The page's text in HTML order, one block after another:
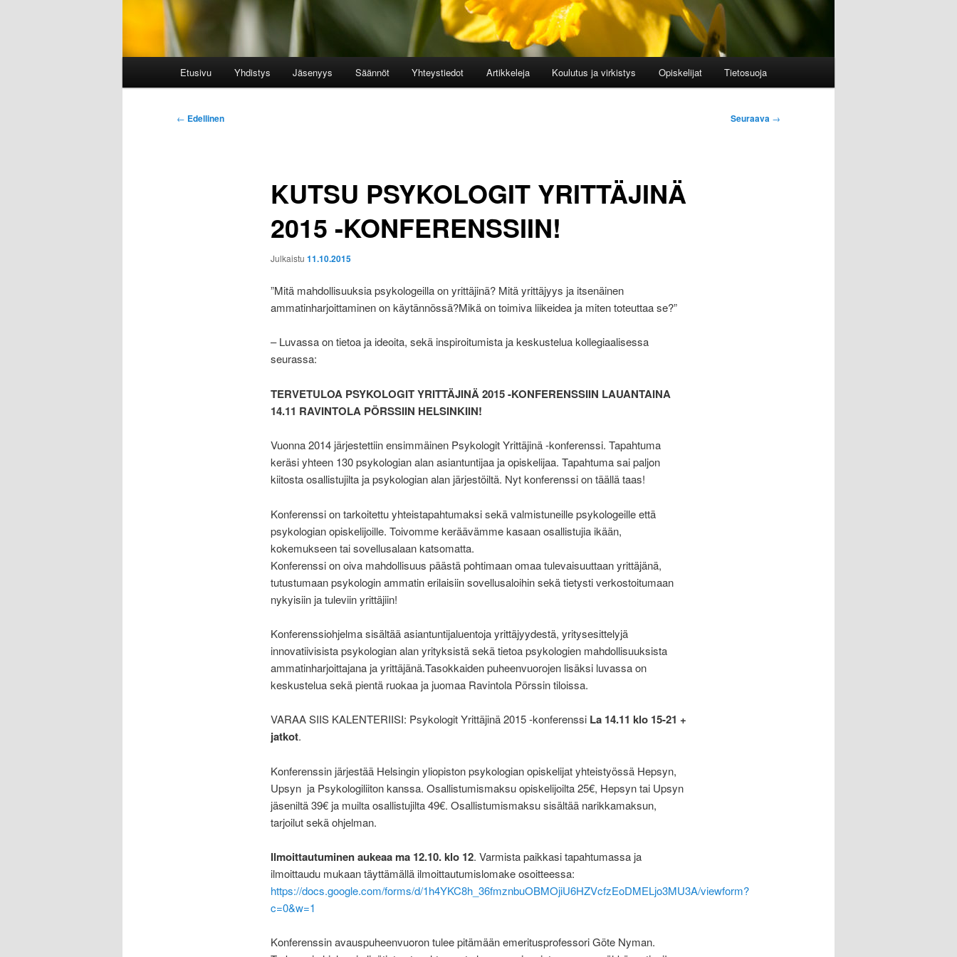
Etusivu Yhdistys Jäsenyys Säännöt Yhteystiedot Artikkeleja Koulutus ja virkistys Opiskelijat Tietosuoja
Artikkelien
← Edellinen Seuraava →
KUTSU PSYKOLOGIT YRITTÄJINÄ
2015 -KONFERENSSIIN!
Julkaistu 11.10.2015
”Mitä mahdollisuuksia psykologeilla on yrittäjinä? Mitä yrittäjyys ja itsenäinen
ammatinharjoittaminen on käytännössä?Mikä on toimiva liikeidea ja miten toteuttaa se?”
– Luvassa on tietoa ja ideoita, sekä inspiroitumista ja keskustelua kollegiaalisessa
seurassa:
TERVETULOA PSYKOLOGIT YRITTÄJINÄ 2015 -KONFERENSSIIN LAUANTAINA
14.11 RAVINTOLA PÖRSSIIN HELSINKIIN!
Vuonna 2014 järjestettiin ensimmäinen Psykologit Yrittäjinä -konferenssi. Tapahtuma
keräsi yhteen 130 psykologian alan asiantuntijaa ja opiskelijaa. Tapahtuma sai paljon
kiitosta osallistujilta ja psykologian alan järjestöiltä. Nyt konferenssi on täällä taas!
Konferenssi on tarkoitettu yhteistapahtumaksi sekä valmistuneille psykologeille että
psykologian opiskelijoille. Toivomme keräävämme kasaan osallistujia ikään,
kokemukseen tai sovellusalaan katsomatta.
Konferenssi on oiva mahdollisuus päästä pohtimaan omaa tulevaisuuttaan yrittäjänä,
tutustumaan psykologin ammatin erilaisiin sovellusaloihin sekä tietysti verkostoitumaan
nykyisiin ja tuleviin yrittäjiin!
Konferenssiohjelma sisältää asiantuntijaluentoja yrittäjyydestä, yritysesittelyjä
innovatiivisista psykologian alan yrityksistä sekä tietoa psykologien mahdollisuuksista
ammatinharjoittajana ja yrittäjänä.Tasokkaiden puheenvuorojen lisäksi luvassa on
keskustelua sekä pientä ruokaa ja juomaa Ravintola Pörssin tiloissa.
VARAA SIIS KALENTERIISI: Psykologit Yrittäjinä 2015 -konferenssi La 14.11 klo 15-21 +
jatkot.
Konferenssin järjestää Helsingin yliopiston psykologian opiskelijat yhteistyössä Hepsyn,
Upsyn ja Psykologiliiton kanssa. Osallistumismaksu opiskelijoilta 25€, Hepsyn tai Upsyn
jäseniltä 39€ ja muilta osallistujilta 49€. Osallistumismaksu sisältää narikkamaksun,
tarjoilut sekä ohjelman.
Ilmoittautuminen aukeaa ma 12.10. klo 12. Varmista paikkasi tapahtumassa ja
ilmoittaudu mukaan täyttämällä ilmoittautumislomake osoitteessa:
https://docs.google.com/forms/d/1h4YKC8h_36fmznbuOBMOjiU6HZVcfzEoDMELjo3MU3A/viewform?
c=0&w=1
Konferenssin avauspuheenvuoron tulee pitämään emeritusprofessori Göte Nyman.